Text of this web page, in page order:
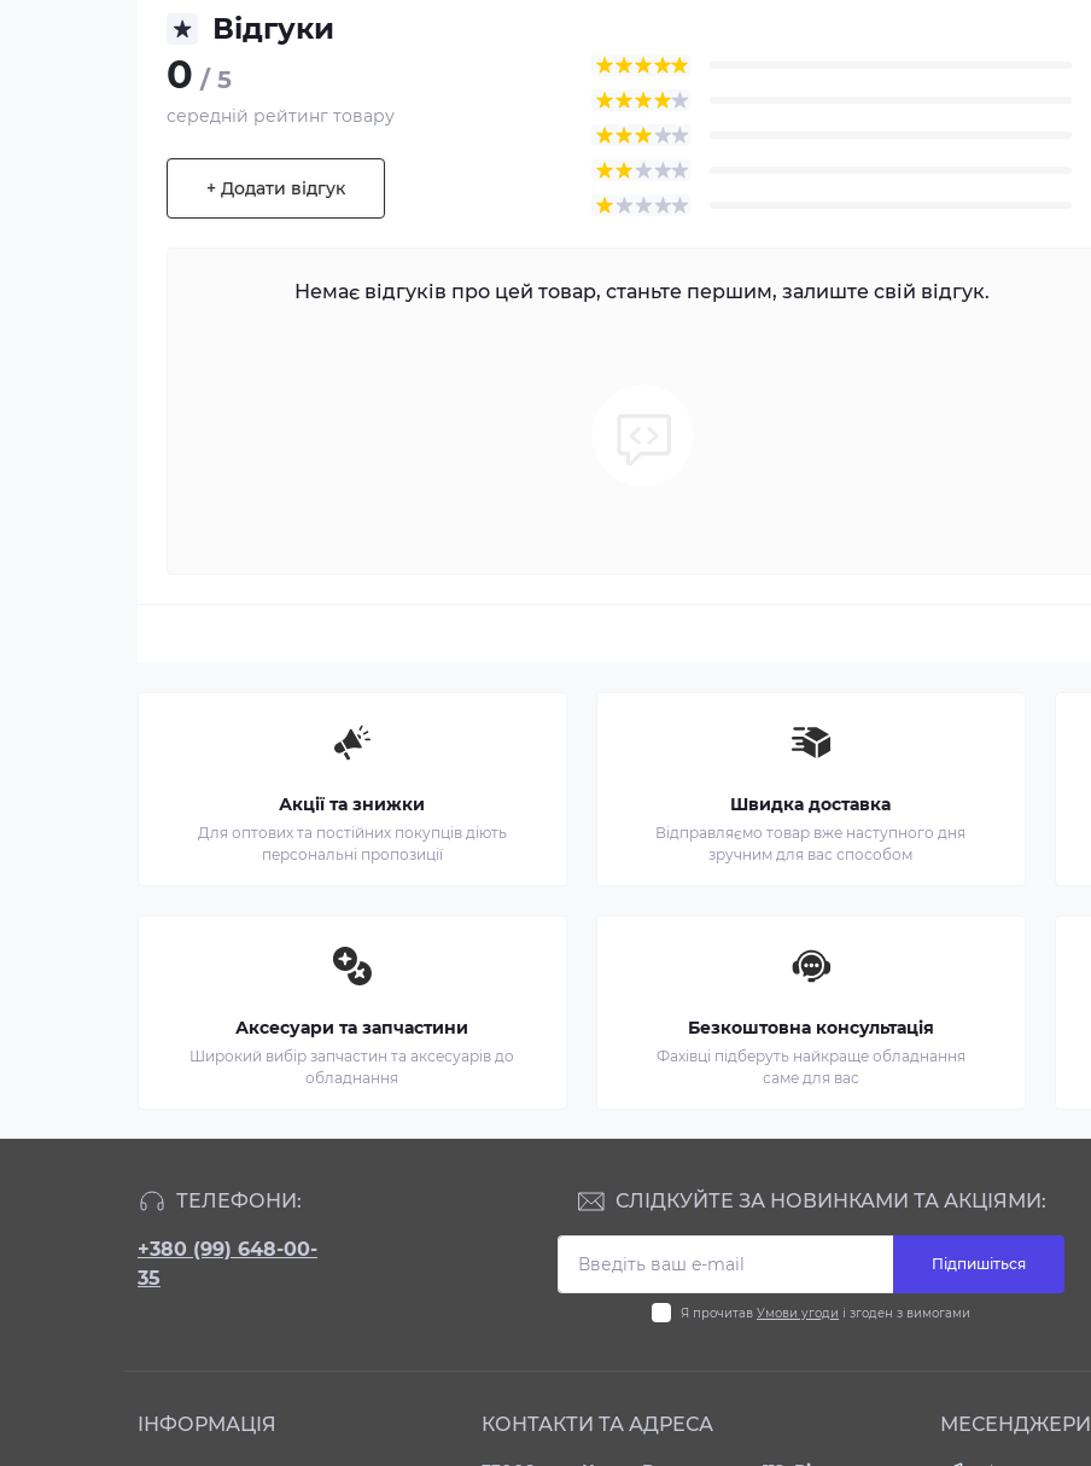
Відгуки
0 / 5
середній рейтинг товару
+ Додати відгук
Немає відгуків про цей товар, станьте першим, залиште свій відгук.
Акції та знижки
Для оптових та постійних покупців діють
персональні пропозиції
Швидка доставка
Відправляємо товар вже наступного дня
зручним для вас способом
Аксесуари та запчастини
Широкий вибір запчастин та аксесуарів до
обладнання
Безкоштовна консультація
Фахівці підберуть найкраще обладнання
саме для вас
ТЕЛЕФОНИ:
+380 (99) 648-00-
35
СЛІДКУЙТЕ ЗА НОВИНКАМИ ТА АКЦІЯМИ:
Підпишіться
Я прочитав Умови угоди і згоден з вимогами
ІНФОРМАЦІЯ КОНТАКТИ ТА АДРЕСА МЕСЕНДЖЕРИ